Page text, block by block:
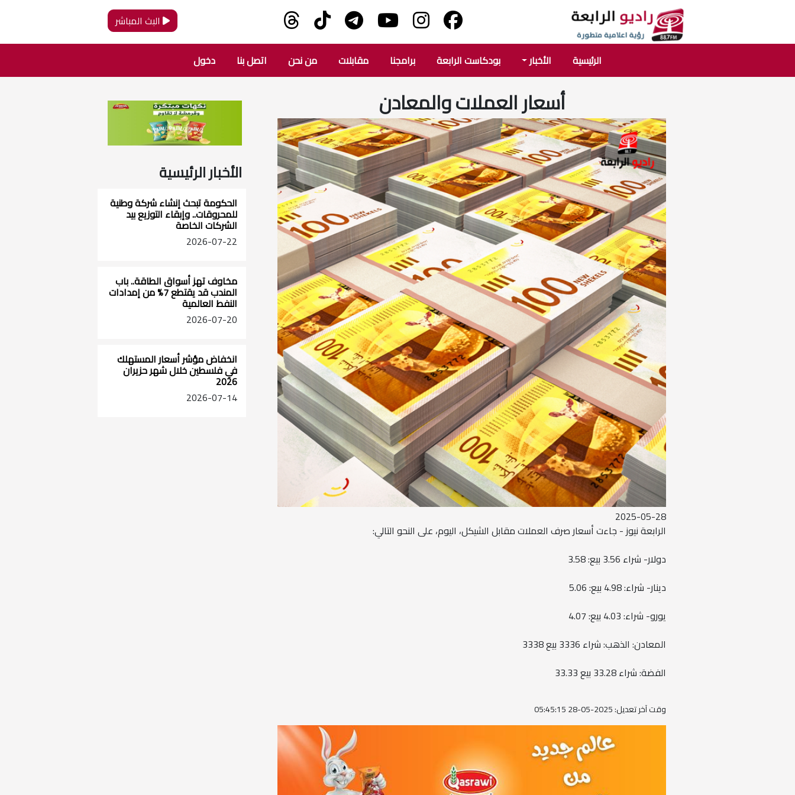
البث المباشر
الرئيسية الأخبار بودكاست الرابعة برامجنا مقابلات من نحن اتصل بنا دخول
أسعار العملات والمعادن
2025-05-28
الرابعة نيوز - جاءت أسعار صرف العملات مقابل الشيكل، اليوم، على النحو التالي:
دولار- شراء 3.56 بيع: 3.58
دينار- شراء: 4.98 بيع: 5.06
يورو- شراء: 4.03 بيع: 4.07
المعادن: الذهب: شراء 3336 بيع 3338
الفضة: شراء 33.28 بيع 33.33
وقت آخر تعديل: 2025-05-28 05:45:15
الأخبار الرئيسية
الحكومة تبحث إنشاء شركة وطنية
للمحروقات.. وإبقاء التوزيع بيد
الشركات الخاصة
2026-07-22
مخاوف تهز أسواق الطاقة.. باب
المندب قد يقتطع 7% من إمدادات
النفط العالمية
2026-07-20
انخفاض مؤشر أسعار المستهلك
في فلسطين خلال شهر حزيران
2026
2026-07-14